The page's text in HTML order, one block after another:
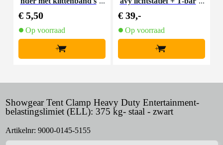
€ 5,50
Op voorraad
+
€ 39,-
Op voorraad
+
Showgear Tent Clamp Heavy Duty Entertainment-
belastingslimiet (ELL): 375 kg- staal - zwart
Artikelnr: 9000-0145-5155